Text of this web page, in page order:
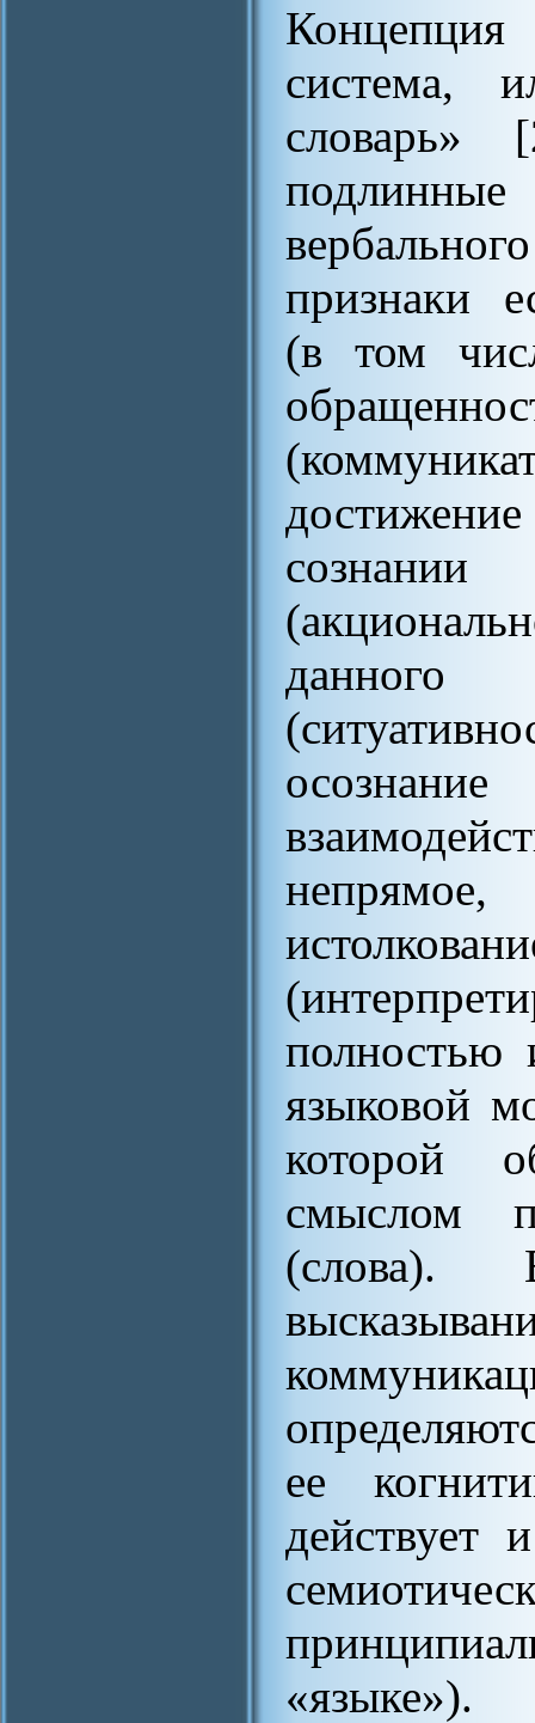
система,
словарь»
признаки
(в том
данного
полностью
языковой
которой
смыслом
(слова).
ее
действует
«языке»).